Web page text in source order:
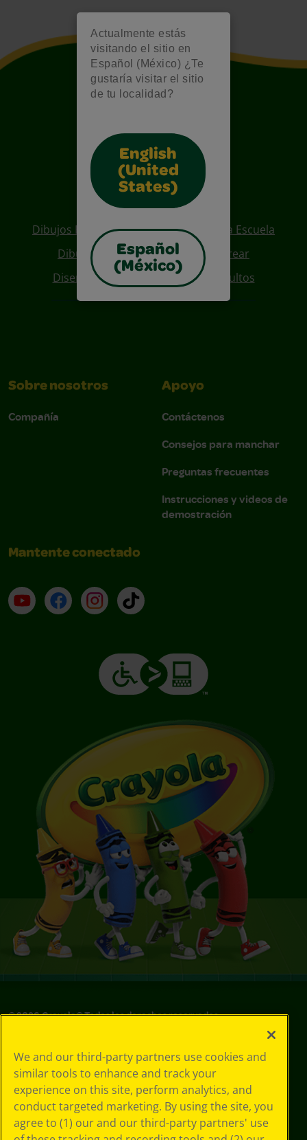
Actualmente estás
visitando el sitio en
Español (México) ¿Te
gustaría visitar el sitio
de tu localidad?
English
(United
States)
Español
(México)
Also of Interest
Dibujos Para Colorear De Regreso A La Escuela
Dibujos De Personajes Para Colorear
Diseños Para Coloreables Para Adultos
Sobre nosotros
Compañía
Apoyo
Contáctenos
Consejos para manchar
Preguntas frecuentes
Instrucciones y videos de
demostración
Mantente conectado
YouTube (en inglés)
Facebook (en inglés)
Instagram (en inglés)
TikTok
©2026Crayola® Todos los derechos reservados.
de privacidad
Política de
privacidad
Términos de SMS
GDPR
Aviso de
We and our third-party partners use cookies and
similar tools to enhance and track your
experience on this site, perform analytics, and
conduct targeted marketing. By using the site, you
agree to (1) our and our third-party partners' use